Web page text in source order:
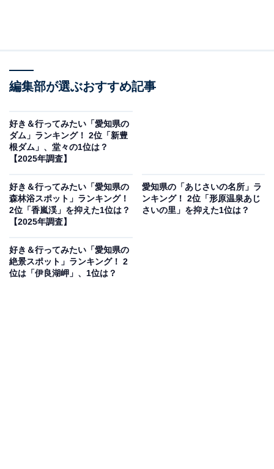
ン展では常時その名品が楽しめます。
コレクション展の観覧料は一般500円・大学生300円とリ
ーズナブルで、高校生以下は無料。また金曜日は夜20時
まで開業しており、仕事帰りや夕方からでも気軽に立ち
経由して徒歩3分というアクセスの良さも魅力です。
開館時間
※金曜日は20:00まで開業（入場は閉館時間の30分前ま
で）
編集部が選ぶおすすめ記事
好き＆行ってみたい「愛知県の
ダム」ランキング！ 2位「新豊
根ダム」、堂々の1位は？
【2025年調査】
好き＆行ってみたい「愛知県の
森林浴スポット」ランキング！
2位「香嵐渓」を抑えた1位は？
【2025年調査】
愛知県の「あじさいの名所」ラ
ンキング！ 2位「形原温泉あじ
さいの里」を抑えた1位は？
好き＆行ってみたい「愛知県の
絶景スポット」ランキング！ 2
位は「伊良湖岬」、1位は？